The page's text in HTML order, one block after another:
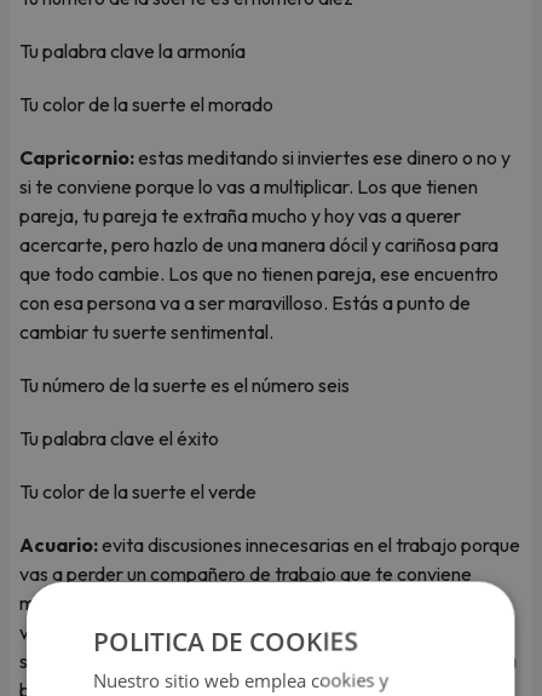
Tu palabra clave la armonía
Tu color de la suerte el morado
Capricornio:estas meditando si inviertes ese dinero o no y
si te conviene porque lo vas a multiplicar. Los que tienen
pareja, tu pareja te extraña mucho y hoy vas a querer
acercarte, pero hazlo de una manera dócil y cariñosa para
que todo cambie. Los que no tienen pareja, ese encuentro
con esa persona va a ser maravilloso. Estás a punto de
cambiar tu suerte sentimental.
Tu número de la suerte es el número seis
Tu palabra clave el éxito
Tu color de la suerte el verde
Acuario:evita discusiones innecesarias en el trabajo porque
vas a perder un compañero de trabajo que te conviene
mucho. Los que tienen pareja, luego de una conversación
viene la calma y viene la seguridad Y es así como te vas a
sentir hoy. Los que no tienen pareja, esa persona te vuelve a
buscar. Sus intenciones son buenas. Deja de desconfiar.
POLITICA DE COOKIES
Nuestro sitio web emplea cookies y